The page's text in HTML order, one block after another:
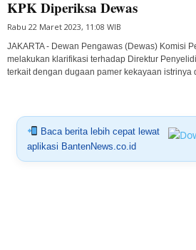
KPK Diperiksa Dewas
Rabu 22 Maret 2023, 11:08 WIB
JAKARTA - Dewan Pengawas (Dewas) Komisi
melakukan klarifikasi terhadap Direktur
terkait dengan dugaan pamer kekayaan istrinya
Baca berita lebih cepat lewat
aplikasi BantenNews.co.id